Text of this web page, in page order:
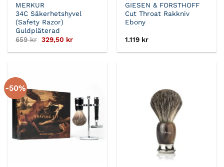
MERKUR
34C Säkerhetshyvel
(Safety Razor)
Guldpläterad
659kr
Det
ursprungliga
priset
329,50 krDet
priset
GIESEN & FORSTHOFF
Cut Throat Rakkniv
Ebony
1.119 kr
-50%